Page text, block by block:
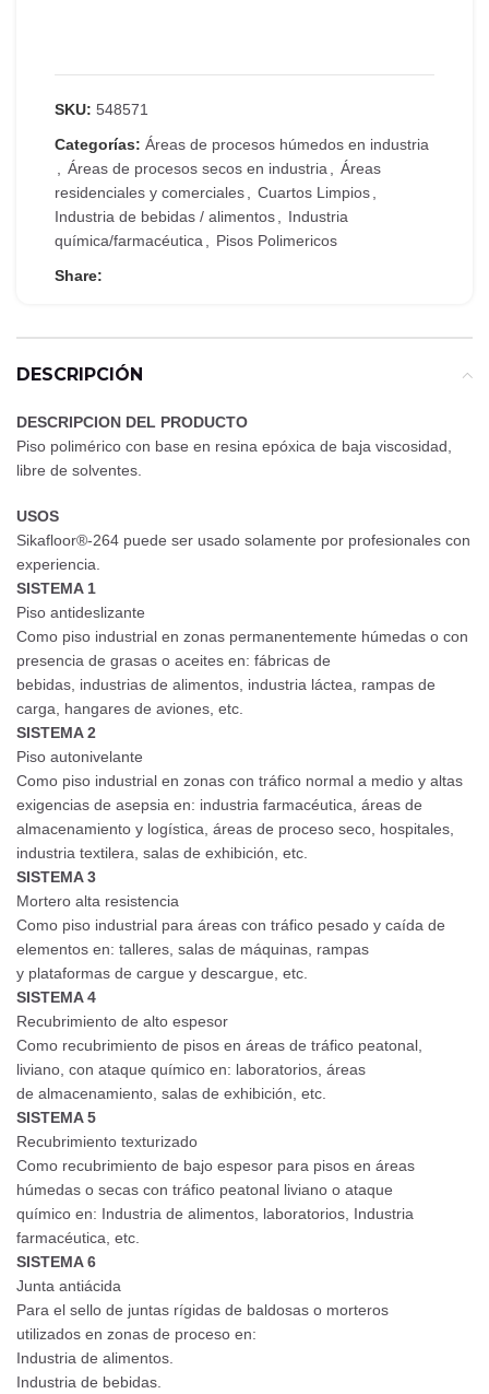
SKU: 548571
Categorías: Áreas de procesos húmedos en industria
Áreas de procesos secos en industria
Áreas
residenciales y comerciales
Cuartos Limpios
Industria de bebidas / alimentos
Industria
química/farmacéutica
Pisos Polimericos
Share:
DESCRIPCIÓN
DESCRIPCION DEL PRODUCTO
Piso polimérico con base en resina epóxica de baja viscosidad,
libre de solventes.
USOS
Sikafloor®-264 puede ser usado solamente por profesionales con
experiencia.
SISTEMA 1
Piso antideslizante
Como piso industrial en zonas permanentemente húmedas o con
presencia de grasas o aceites en: fábricas de
bebidas, industrias de alimentos, industria láctea, rampas de
carga, hangares de aviones, etc.
SISTEMA 2
Piso autonivelante
Como piso industrial en zonas con tráfico normal a medio y altas
exigencias de asepsia en: industria farmacéutica, áreas de
almacenamiento y logística, áreas de proceso seco, hospitales,
industria textilera, salas de exhibición, etc.
SISTEMA 3
Mortero alta resistencia
Como piso industrial para áreas con tráfico pesado y caída de
elementos en: talleres, salas de máquinas, rampas
y plataformas de cargue y descargue, etc.
SISTEMA 4
Recubrimiento de alto espesor
Como recubrimiento de pisos en áreas de tráfico peatonal,
liviano, con ataque químico en: laboratorios, áreas
de almacenamiento, salas de exhibición, etc.
SISTEMA 5
Recubrimiento texturizado
Como recubrimiento de bajo espesor para pisos en áreas
húmedas o secas con tráfico peatonal liviano o ataque
químico en: Industria de alimentos, laboratorios, Industria
farmacéutica, etc.
SISTEMA 6
Junta antiácida
Para el sello de juntas rígidas de baldosas o morteros
utilizados en zonas de proceso en:
Industria de alimentos.
Industria de bebidas.